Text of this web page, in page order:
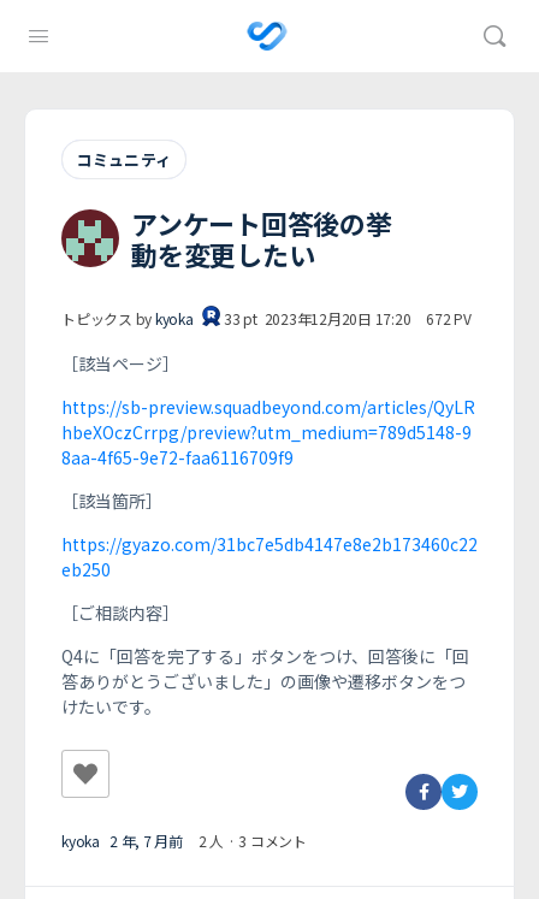
コミュニティ
アンケート回答後の挙
動を変更したい
トピックス bykyoka 33 pt 2023年12月20日 17:20 672PV
［該当ページ］
https://sb-preview.squadbeyond.com/articles/QyLR
hbeXOczCrrpg/preview?utm_medium=789d5148-9
8aa-4f65-9e72-faa6116709f9
［該当箇所］
https://gyazo.com/31bc7e5db4147e8e2b173460c22
eb250
［ご相談内容］
Q4に「回答を完了する」ボタンをつけ、回答後に「回
答ありがとうございました」の画像や遷移ボタンをつ
けたいです。
kyoka 2 年, 7 月前 2 人 · 3 コメント